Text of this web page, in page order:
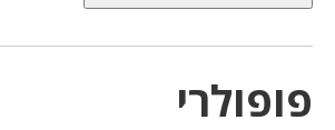
פופולרי